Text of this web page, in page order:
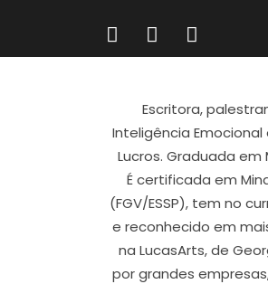
Escritora,
Inteligência
Lucros. Graduada
É certificada em
(FGV/ESSP), tem no
e reconhecido em
na LucasArts, de
por grandes